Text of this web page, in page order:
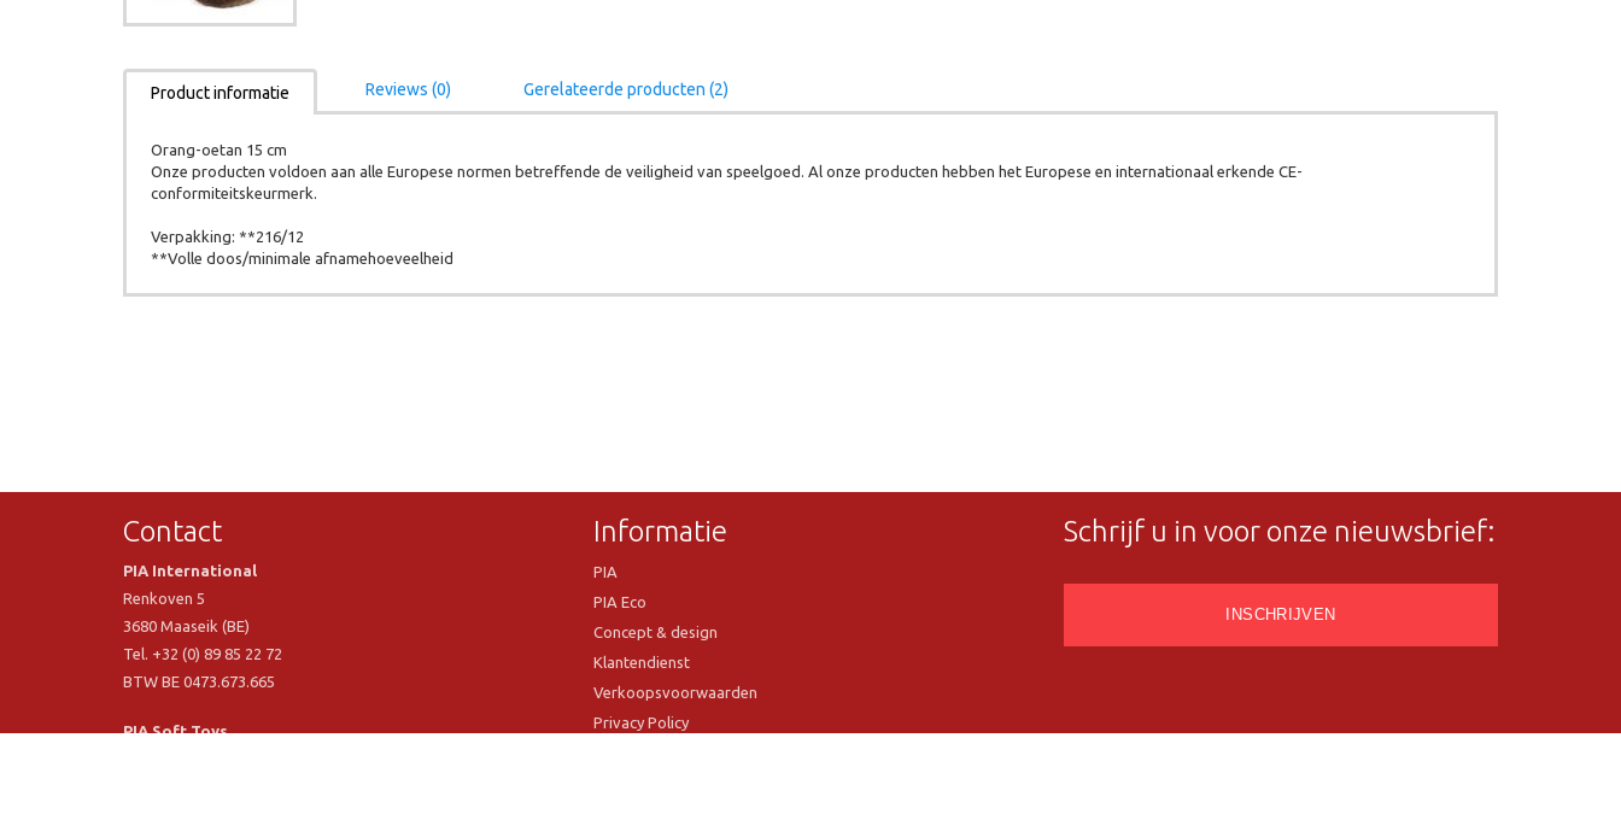
Product informatie Reviews (0) Gerelateerde producten (2)
Orang-oetan 15 cm
Onze producten voldoen aan alle Europese normen betreffende de veiligheid van speelgoed. Al onze producten hebben het Europese en internationaal erkende CE-
conformiteitskeurmerk.
Verpakking: **216/12
**Volle doos/minimale afnamehoeveelheid
Contact
PIA International
Renkoven 5
3680 Maaseik (BE)
Tel. +32 (0) 89 85 22 72
BTW BE 0473.673.665
PIA Soft Toys
Informatie
PIA
PIA Eco
Concept & design
Klantendienst
Verkoopsvoorwaarden
Privacy Policy
Schrijf u in voor onze nieuwsbrief: